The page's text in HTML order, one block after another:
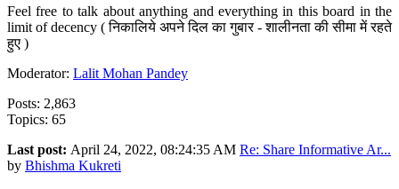
Feel free to talk about anything and everything in this board in the
limit of decency ( निकालिये अपने दिल का गुबार - शालीनता की सीमा में रहते
हुए )
Moderator: Lalit Mohan Pandey
Posts: 2,863
Topics: 65
Last post: April 24, 2022, 08:24:35 AM Re: Share Informative Ar...
by Bhishma Kukreti